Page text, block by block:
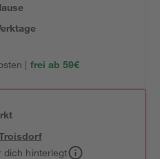
| frei ab 59€
dich hinterlegt